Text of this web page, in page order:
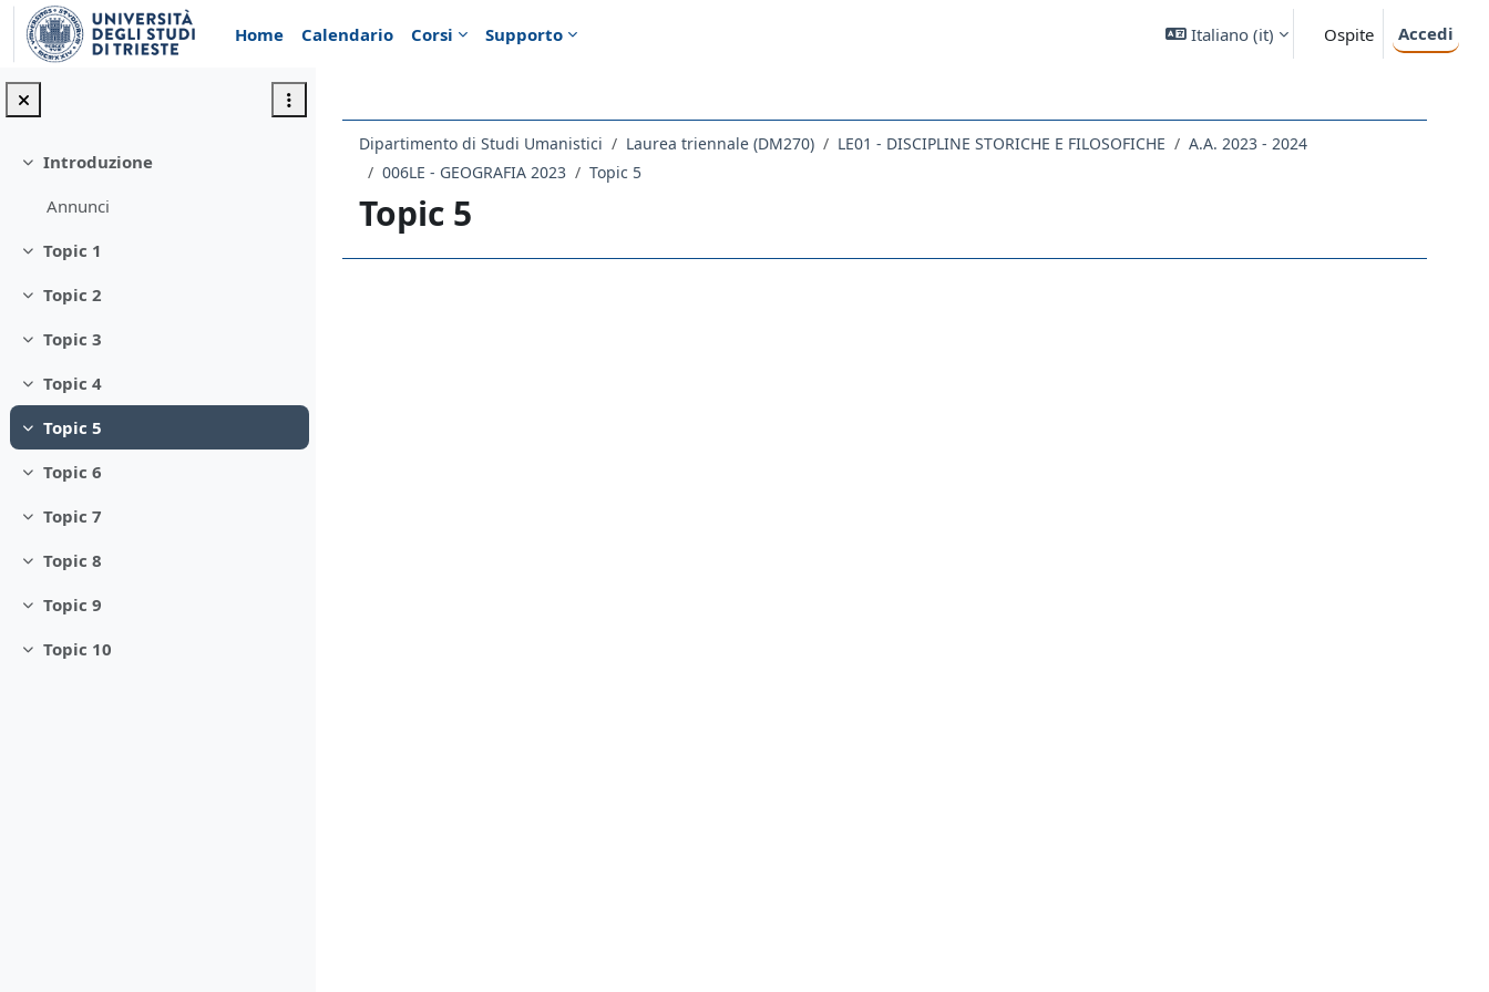
Vai al contenuto principale
Home
Calendario Corsi Supporto Italiano ‎(it)‎ Ospite Accedi
Minimizza
Introduzione
Annunci
Minimizza
Topic 1
Minimizza
Topic 2
Minimizza
Topic 3
Minimizza
Topic 4
Minimizza
Topic 5
Minimizza
Topic 6
Minimizza
Topic 7
Minimizza
Topic 8
Minimizza
Topic 9
Minimizza
Topic 10
Dipartimento di Studi Umanistici Laurea triennale (DM270) LE01 - DISCIPLINE STORICHE E FILOSOFICHE
A.A. 2023 - 2024
006LE - GEOGRAFIA 2023
Topic 5
Topic 5